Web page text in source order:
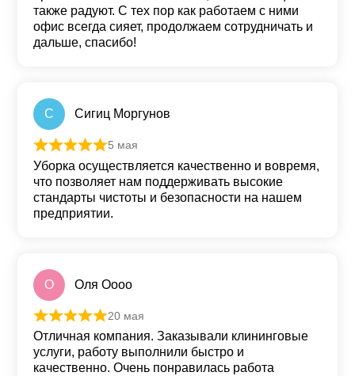
также радуют. С тех пор как работаем с ними
офис всегда сияет, продолжаем сотрудничать и
дальше, спасибо!
С Сигиц Моргунов
Оценка
5 мая
Уборка осуществляется качественно и вовремя,
что позволяет нам поддерживать высокие
стандарты чистоты и безопасности на нашем
предприятии.
О Оля Оооо
Оценка
20 мая
Отличная компания. Заказывали клининговые
услуги, работу выполнили быстро и
качественно. Очень понравилась работа